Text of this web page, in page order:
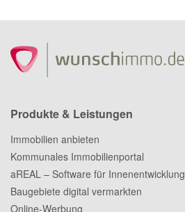
Produkte & Leistungen
Immobilien anbieten
Kommunales Immobilienportal
aREAL – Software für Innenentwicklung
Baugebiete digital vermarkten
Online-Werbung